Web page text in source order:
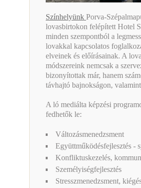
Színhelyünk Porva-
lovasbirtokon felépített Hotel
minden szempontból a
lovakkal kapcsolatos
elveinek és előírásainak. A
módszereink nemcsak a
bizonyítottak már, hanem
távhajtó bajnokságon,
A ló mediálta képzési
fedhetők le:
Változásmenedzsment
Együttműködésfejlesztés -
Konfliktuskezelés,
Személyiségfejlesztés
Stresszmenedzsment,